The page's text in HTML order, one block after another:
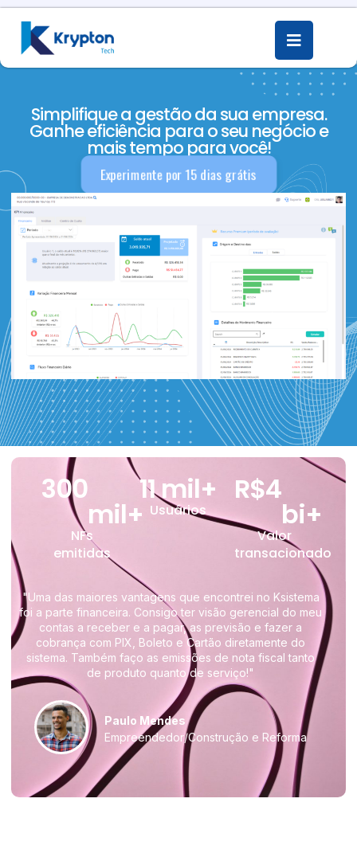
Simplifique a gestão da sua empresa.
Ganhe eficiência para o seu negócio e
mais tempo para você!
Experimente por 15 dias grátis
300
mil+
NFs
emitidas
11 mil+
Usuários
R$4
bi+
Valor
transacionado
"Uma das maiores vantagens que encontrei no Ksistema
foi a parte financeira. Consigo ter visão gerencial do meu
contas a receber e a pagar, as previsão e fazer a
cobrança com PIX, Boleto e Cartão diretamente do
sistema. Também faço as emissões de nota fiscal tanto
de produto quanto de serviço!"
Paulo Mendes
Empreendedor/Construção e Reforma